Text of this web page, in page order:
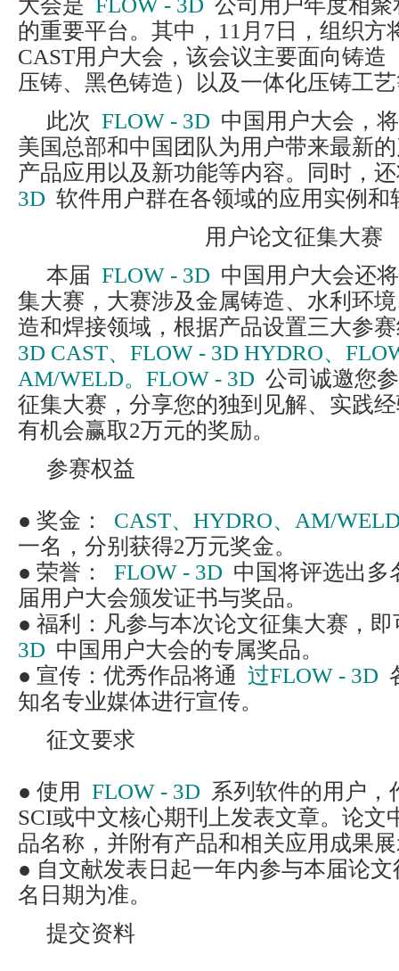
的重要平台。其中，11月7日，组织方
CAST用户大会，该会议主要面向铸造
压铸、黑色铸造）以及一体化压铸工
此次 FLOW - 3D 中国用户大会，
美国总部和中国团队为用户带来最新
产品应用以及新功能等内容。同时，
3D 软件用户群在各领域的应用实例和
用户论文征集大赛
本届 FLOW - 3D 中国用户大会还
集大赛，大赛涉及金属铸造、水利环
造和焊接领域，根据产品设置三大参
3D CAST、FLOW - 3D HYDRO、
AM/WELD。FLOW - 3D 公司诚邀您
征集大赛，分享您的独到见解、实践
有机会赢取2万元的奖励。
参赛权益
● 奖金：
CAST、HYDRO、AM/
一名，分别获得2万元奖金。
● 荣誉：
FLOW - 3D 中国将评选出多
届用户大会颁发证书与奖品。
● 福利：凡参与本次论文征集大赛，即
3D 中国用户大会的专属奖品。
● 宣传：优秀作品将通 过FLOW - 3D
知名专业媒体进行宣传。
征文要求
● 使用 FLOW - 3D 系列软件的用户，
SCI或中文核心期刊上发表文章。论文
品名称，并附有产品和相关应用成果
● 自文献发表日起一年内参与本届论
名日期为准。
提交资料